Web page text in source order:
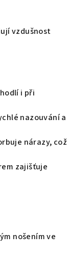
vzdušnost
i při
nazouvání a
nárazy, což
zajišťuje
nošením ve